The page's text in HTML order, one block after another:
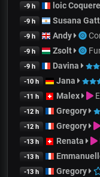
-9 h loic Coquerel
-9 h Susana
-9 h Andy
-9 h Zsolt
-9 h Davina
-10 h Jana
-11 h Malex
-12 h Gregory
-12 h Gregory
-13 h Renata
-13 h
-13 h Gregory